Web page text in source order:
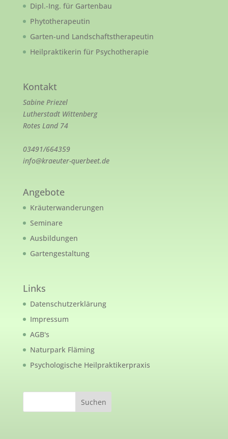
Dipl.-Ing. für Gartenbau
Phytotherapeutin
Garten-und Landschaftstherapeutin
Heilpraktikerin für Psychotherapie
Kontakt
Sabine Priezel
Lutherstadt Wittenberg
Rotes Land 74
03491/664359
info@kraeuter-querbeet.de
Angebote
Kräuterwanderungen
Seminare
Ausbildungen
Gartengestaltung
Links
Datenschutzerklärung
Impressum
AGB's
Naturpark Fläming
Psychologische Heilpraktikerpraxis